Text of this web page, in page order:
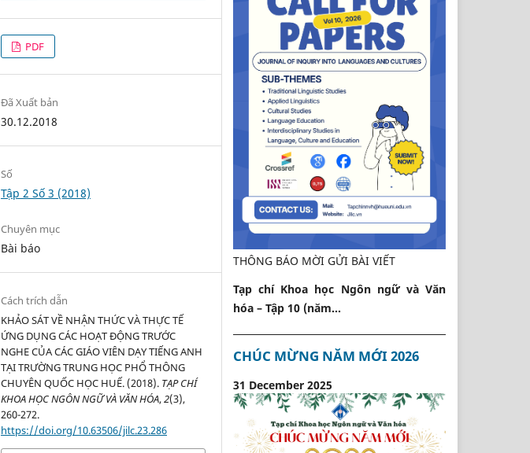
PDF
Đã Xuất bản
30.12.2018
Số
Tập 2 Số 3 (2018)
Chuyên mục
Bài báo
Cách trích dẫn
KHẢO SÁT VỀ NHẬN THỨC VÀ THỰC TẾ
ỨNG DỤNG CÁC HOẠT ĐỘNG TRƯỚC
NGHE CỦA CÁC GIÁO VIÊN DẠY TIẾNG ANH
TẠI TRƯỜNG TRUNG HỌC PHỔ THÔNG
CHUYÊN QUỐC HỌC HUẾ. (2018). TẠP CHÍ
KHOA HỌC NGÔN NGỮ VÀ VĂN HÓA,2(3),
260-272.
https://doi.org/10.63506/jilc.23.286
THÔNG BÁO MỜI GỬI BÀI VIẾT
Tạp chí Khoa học Ngôn ngữ và Văn
hóa – Tập 10 (năm...
CHÚC MỪNG NĂM MỚI 2026
31 December 2025